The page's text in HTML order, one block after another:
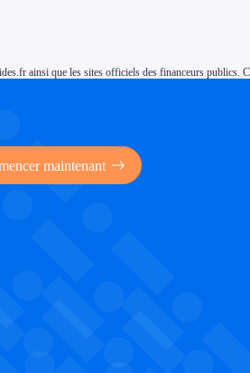
ainsi que les sites officiels des financeurs publics.
maintenant